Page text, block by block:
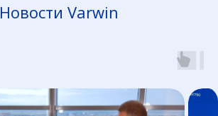
Новости Varwin